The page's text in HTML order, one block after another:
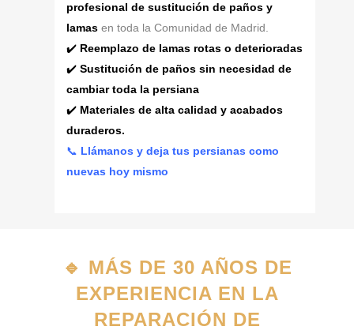
profesional de sustitución de paños y
lamas en toda la Comunidad de Madrid.
✔️ Reemplazo de lamas rotas o deterioradas
✔️ Sustitución de paños sin necesidad de
cambiar toda la persiana
✔️ Materiales de alta calidad y acabados
duraderos.
📞 Llámanos y deja tus persianas como
nuevas hoy mismo
🔹 MÁS DE 30 AÑOS DE
EXPERIENCIA EN LA
REPARACIÓN DE